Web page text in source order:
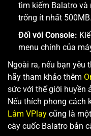
tìm kiếm Balatro và
trống ít nhất 500MB.
Đối với Console:
menu chính của
Ngoài ra, nếu bạn yêu
hãy tham khảo thêm
sức với thế giới huyền
Nếu thích phong cách
Lâm VPlay cũng là
cày cuốc Balatro bản